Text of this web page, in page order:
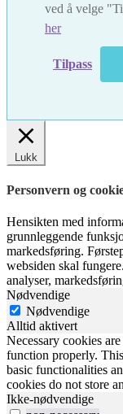
ved å velge
her
Tilpass
Lukk
Personvern og
Hensikten med
grunnleggende
markedsføring.
websiden skal
analyser,
Nødvendige
Nødvendige
Alltid aktivert
Necessary cookies
function properly.
basic functionalities
cookies do not store
Ikke-nødvendige